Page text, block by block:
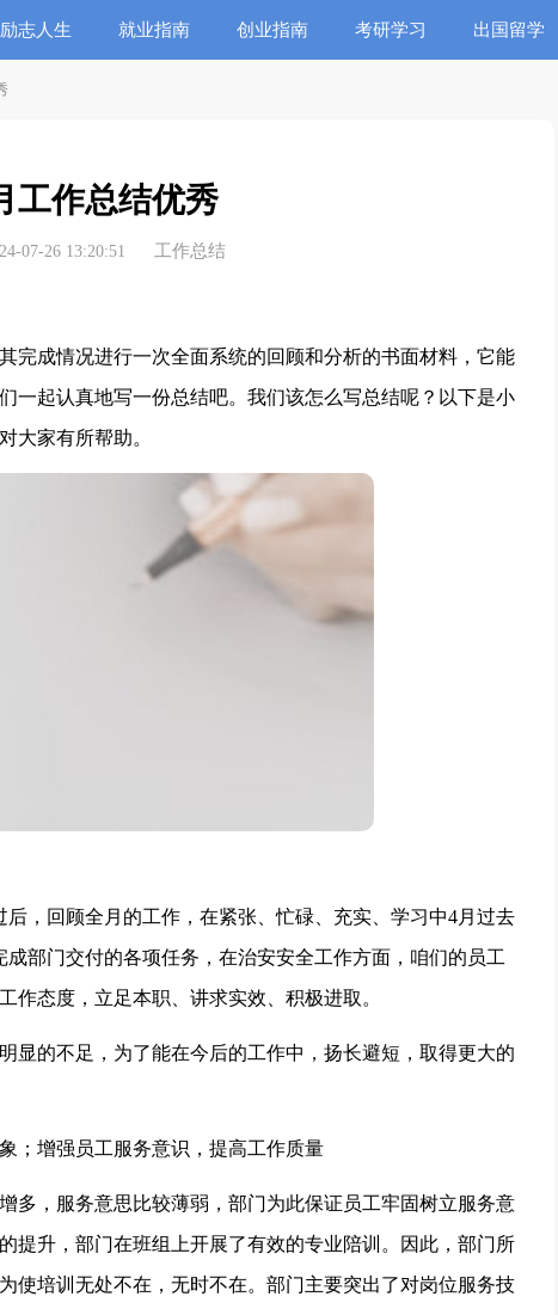
励志人生 就业指南 创业指南 考研学习 出国留学
工作总结优秀
07-26 13:20:51 工作总结
成情况进行一次全面系统的回顾和分析的书面材料，它能
一起认真地写一份总结吧。我们该怎么写总结呢？以下是小
大家有所帮助。
回顾全月的工作，在紧张、忙碌、充实、学习中4月过去
部门交付的各项任务，在治安安全工作方面，咱们的员工
作态度，立足本职、讲求实效、积极进取。
的不足，为了能在今后的工作中，扬长避短，取得更大的
增强员工服务意识，提高工作质量
，服务意思比较薄弱，部门为此保证员工牢固树立服务意
提升，部门在班组上开展了有效的专业陪训。因此，部门所
使培训无处不在，无时不在。部门主要突出了对岗位服务技